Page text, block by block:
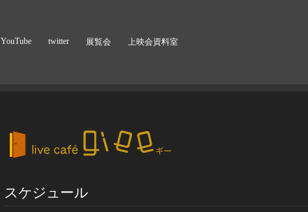
YouTube twitter 展覧会 上映会資料室
スケジュール